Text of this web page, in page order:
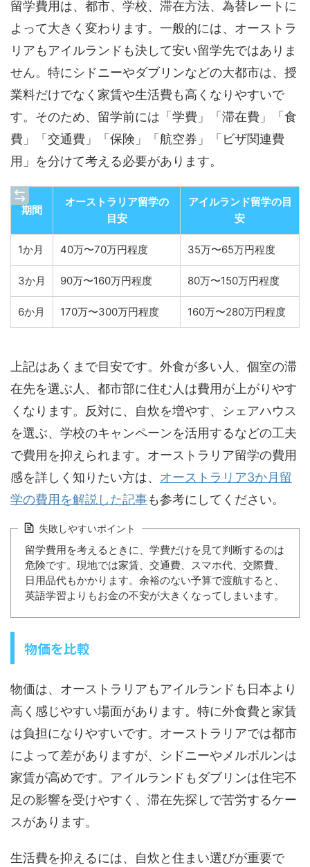
留学費用は、都市、学校、滞在方法、為替レートに
よって大きく変わります。一般的には、オーストラ
リアもアイルランドも決して安い留学先ではありま
せん。特にシドニーやダブリンなどの大都市は、授
業料だけでなく家賃や生活費も高くなりやすいで
す。そのため、留学前には「学費」「滞在費」「食
費」「交通費」「保険」「航空券」「ビザ関連費
用」を分けて考える必要があります。
期間
オーストラリア留学の
目安
アイルランド留学の目
安
1か月 40万〜70万円程度 35万〜65万円程度
3か月 90万〜160万円程度 80万〜150万円程度
6か月 170万〜300万円程度 160万〜280万円程度
上記はあくまで目安です。外食が多い人、個室の滞
在先を選ぶ人、都市部に住む人は費用が上がりやす
くなります。反対に、自炊を増やす、シェアハウス
を選ぶ、学校のキャンペーンを活用するなどの工夫
で費用を抑えられます。オーストラリア留学の費用
感を詳しく知りたい方は、 オーストラリア3か月留
学の費用を解説した記事も参考にしてください。
失敗しやすいポイント
留学費用を考えるときに、学費だけを見て判断するのは
危険です。現地では家賃、交通費、スマホ代、交際費、
日用品代もかかります。余裕のない予算で渡航すると、
英語学習よりもお金の不安が大きくなってしまいます。
物価を比較
物価は、オーストラリアもアイルランドも日本より
高く感じやすい場面があります。特に外食費と家賃
は負担になりやすいです。オーストラリアでは都市
によって差がありますが、シドニーやメルボルンは
家賃が高めです。アイルランドもダブリンは住宅不
足の影響を受けやすく、滞在先探しで苦労するケー
スがあります。
生活費を抑えるには、自炊と住まい選びが重要で